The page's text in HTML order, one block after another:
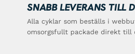
SNABB LEVERANS TILL
Alla cyklar som beställs i
omsorgsfullt packade direkt till